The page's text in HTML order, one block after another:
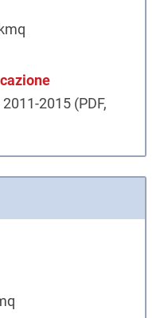
2015 (PDF,